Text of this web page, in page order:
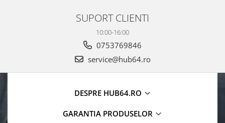
SUPORT CLIENTI
10:00-16:00
0753769846
service@hub64.ro
DESPRE HUB64.RO
GARANTIA PRODUSELOR